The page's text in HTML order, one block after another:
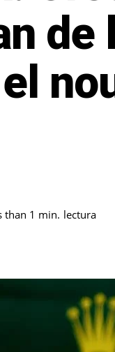
de
than 1 min. lectura